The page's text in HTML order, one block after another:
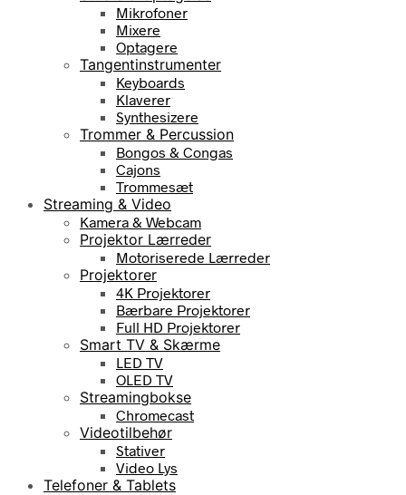
Mikrofoner
Mixere
Optagere
Tangentinstrumenter
Keyboards
Klaverer
Synthesizere
Trommer & Percussion
Bongos & Congas
Cajons
Trommesæt
Streaming & Video
Kamera & Webcam
Projektor Lærreder
Motoriserede Lærreder
Projektorer
4K Projektorer
Bærbare Projektorer
Full HD Projektorer
Smart TV & Skærme
LED TV
OLED TV
Streamingbokse
Chromecast
Videotilbehør
Stativer
Video Lys
Telefoner & Tablets